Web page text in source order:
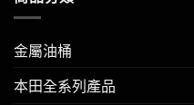
金屬油桶
本田全系列產品